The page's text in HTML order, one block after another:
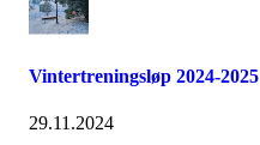
Vintertreningsløp 2024-2025
29.11.2024